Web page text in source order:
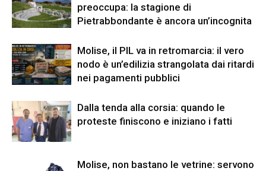
preoccupa: la stagione di
Pietrabbondante è ancora un’incognita
Molise, il PIL va in retromarcia: il vero
nodo è un’edilizia strangolata dai ritardi
nei pagamenti pubblici
Dalla tenda alla corsia: quando le
proteste finiscono e iniziano i fatti
Molise, non bastano le vetrine: servono